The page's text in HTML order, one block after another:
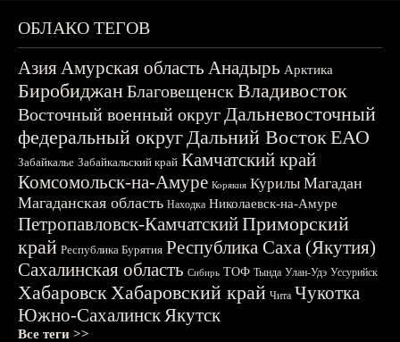
ОБЛАКО ТЕГОВ
АзияАмурская область Анадырь Арктика
БиробиджанБлаговещенскВладивосток
Восточный военный округДальневосточный
федеральный округДальний ВостокЕАО
Забайкалье Забайкальский край Камчатский край
Комсомольск-на-Амуре Корякия Курилы Магадан
Магаданская область Находка Николаевск-на-Амуре
Петропавловск-КамчатскийПриморский
край Республика Бурятия Республика Саха (Якутия)
Сахалинская область Сибирь ТОФ Тында Улан-Удэ Уссурийск
ХабаровскХабаровский край Чита Чукотка
Южно-СахалинскЯкутск
Все теги >>